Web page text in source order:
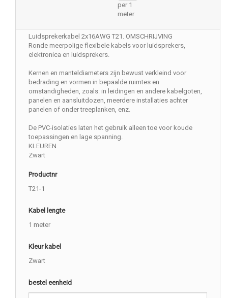
per 1
meter
Luidsprekerkabel 2x16AWG T21. OMSCHRIJVING
Ronde meerpolige flexibele kabels voor luidsprekers,
elektronica en luidsprekers.
Kernen en manteldiameters zijn bewust verkleind voor
bedrading en vormen in bepaalde ruimtes en
omstandigheden, zoals: in leidingen en andere kabelgoten,
panelen en aansluitdozen, meerdere installaties achter
panelen of onder treeplanken, enz.
De PVC-isolaties laten het gebruik alleen toe voor koude
toepassingen en lage spanning.
KLEUREN
Zwart
Productnr
T21-1
Kabel lengte
1 meter
Kleur kabel
Zwart
bestel eenheid